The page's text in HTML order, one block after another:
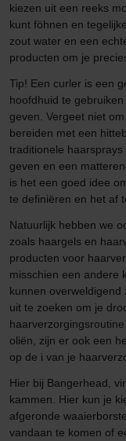
kiezen uit een reeks
kunt föhnen en
zout water en een
producten om je
Tip! Een curler is een
hoofdhuid te
geven. Vergeet niet
bereiden met een
traditionele
geven en een
is het een goed idee
te definiëren en het af
Natuurlijk hebben we
zoals haargels en
producten voor
misschien een andere
kunnen
uit te zoeken om je
oliën, zijn er ook een
op de i van je
Hier bij Bangerhead,
kammen. Hier kun je
afgeronde
vandaan te komen of